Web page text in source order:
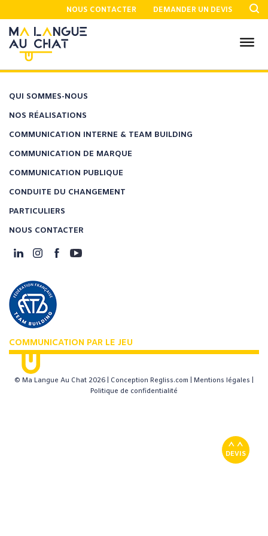
NOUS CONTACTER DEMANDER UN DEVIS
DEVIS
QUI SOMMES-NOUS
NOS RÉALISATIONS
COMMUNICATION INTERNE & TEAM BUILDING
COMMUNICATION DE MARQUE
COMMUNICATION PUBLIQUE
CONDUITE DU CHANGEMENT
PARTICULIERS
NOUS CONTACTER
© Ma Langue Au Chat 2026 | Conception Regliss.com Mentions légales
Politique de confidentialité